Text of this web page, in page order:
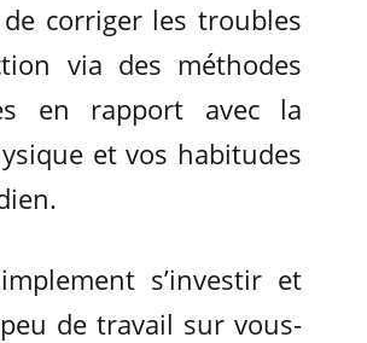
corriger les troubles
via des méthodes
en rapport avec la
et vos habitudes
s’investir et
de travail sur vous-